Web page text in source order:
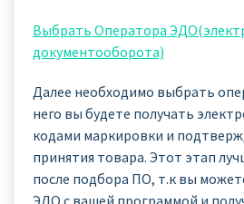
Выбрать Оператора
документооборота)
Далее необходимо выбрать
него вы будете получать
кодами маркировки и
принятия товара. Этот этап
после подбора ПО, т.к вы
ЭДО с вашей программой и